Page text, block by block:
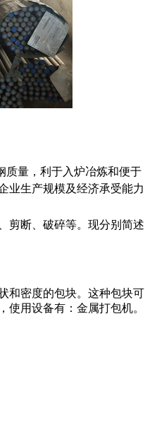
质量，利于入炉冶炼和便于
业生产规模及经济承受能力
剪断、破碎等。现分别简述
和密度的包块。这种包块可
用设备有：金属打包机。